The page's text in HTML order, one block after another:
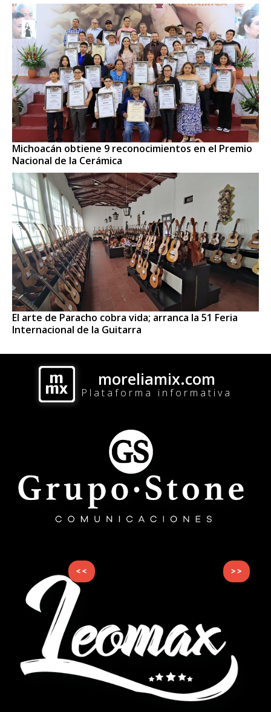
Michoacán obtiene 9 reconocimientos en el Premio
Nacional de la Cerámica
El arte de Paracho cobra vida; arranca la 51 Feria
Internacional de la Guitarra
<< >>
moreliamix.com
Plataforma informativa